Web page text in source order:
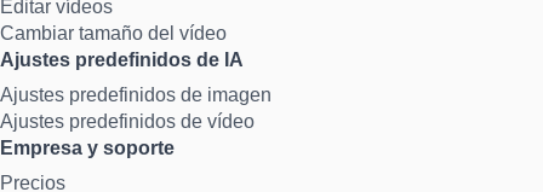
Editar vídeos
Cambiar tamaño del vídeo
Ajustes predefinidos de IA
Ajustes predefinidos de imagen
Ajustes predefinidos de vídeo
Empresa y soporte
Precios